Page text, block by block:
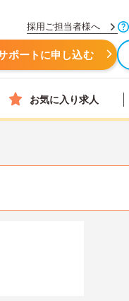
採用ご担当者様へ
ポートに申し込む
お気に入り求人